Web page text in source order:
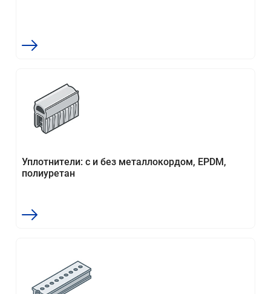
Уплотнители: с и без металлокордом, EPDM,
полиуретан